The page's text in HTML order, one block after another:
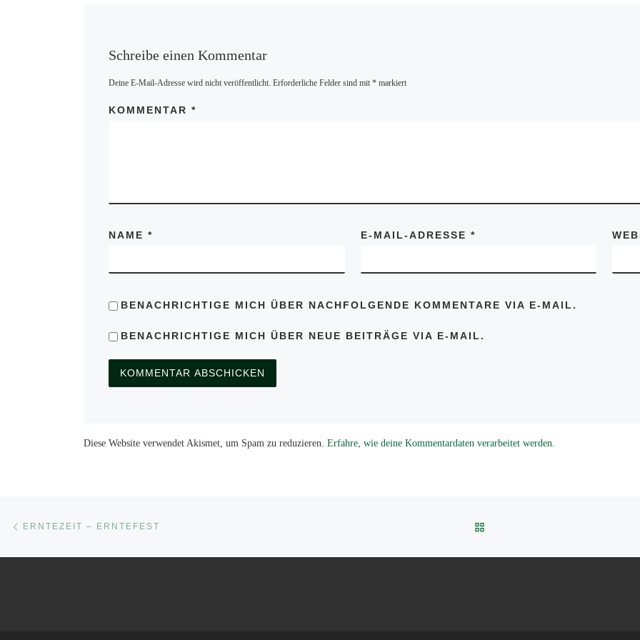
Schreibe einen Kommentar
Deine E-Mail-Adresse wird nicht veröffentlicht. Erforderliche Felder sind mit* markiert
KOMMENTAR*
NAME* E-MAIL-ADRESSE *
BENACHRICHTIGE MICH ÜBER NACHFOLGENDE KOMMENTARE VIA E-MAIL.
BENACHRICHTIGE MICH ÜBER NEUE BEITRÄGE VIA E-MAIL.
Diese Website verwendet Akismet, um Spam zu reduzieren. Erfahre, wie deine Kommentardaten verarbeitet werden.
Beitragsnavigation
ERNTEZEIT – ERNTEFEST